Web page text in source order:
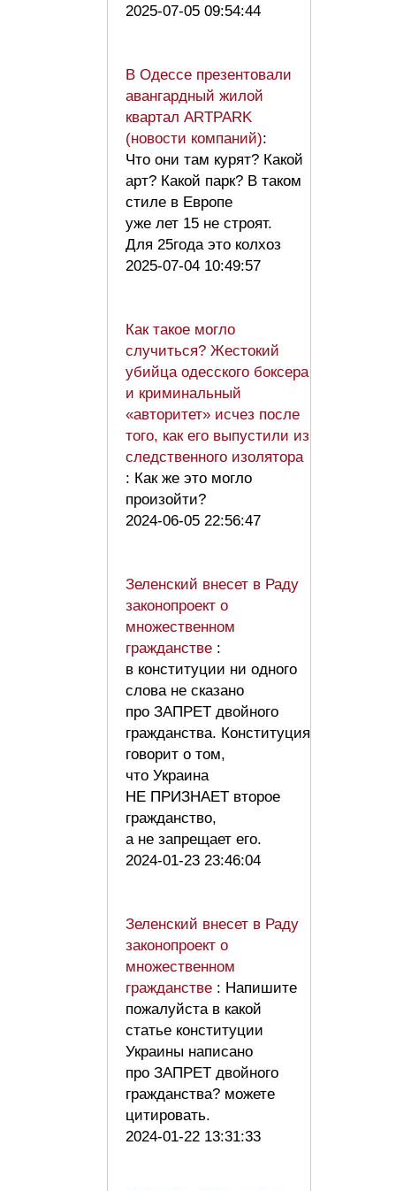
2025-07-05 09:54:44
В Одессе презентовали
авангардный жилой
квартал ARTPARK
(новости компаний):
Что они там курят? Какой
арт? Какой парк? В таком
стиле в Европе
уже лет 15 не строят.
Для 25года это колхоз
2025-07-04 10:49:57
Как такое могло
случиться? Жестокий
убийца одесского боксера
и криминальный
«авторитет» исчез после
того, как его выпустили из
следственного изолятора
: Как же это могло
произойти?
2024-06-05 22:56:47
Зеленский внесет в Раду
законопроект о
множественном
гражданстве :
в конституции ни одного
слова не сказано
про ЗАПРЕТ двойного
гражданства. Конституция
говорит о том,
что Украина
НЕ ПРИЗНАЕТ второе
гражданство,
а не запрещает его.
2024-01-23 23:46:04
Зеленский внесет в Раду
законопроект о
множественном
гражданстве : Напишите
пожалуйста в какой
статье конституции
Украины написано
про ЗАПРЕТ двойного
гражданства? можете
цитировать.
2024-01-22 13:31:33